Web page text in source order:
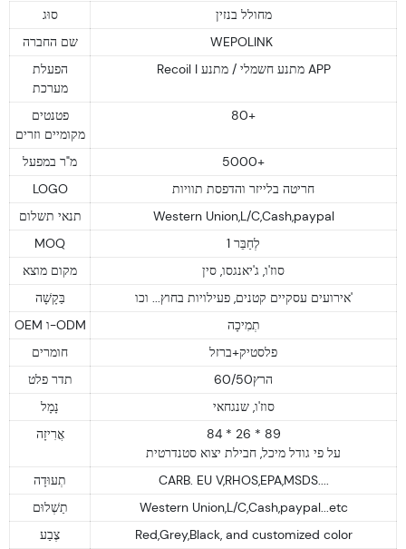
סוּג
מחולל בנזין
שם החברה
WEPOLINK
הפעלת
מערכת
Recoil I מתנע חשמלי / מתנע APP
פטנטים
מקומיים וזרים
80+
מ"ר במפעל
5000+
LOGO
חריטה בלייזר והדפסת תוויות
תנאי תשלום
Western Union,L/C,Cash,paypal
MOQ
1 לְחַבֵּר
מקום מוצא
סוז'ו, ג'יאנגסו, סין
בַּקָשָׁה
אירועים עסקיים קטנים, פעילויות בחוץ... וכו'
OEM ו-ODM
תְמִיכָה
חומרים
פלסטיק+ברזל
תדר פלט
60/50הרץ
נָמָל
סוז'ו, שנגחאי
אֲרִיזָה
84 * 26 * 89
על פי גודל מיכל, חבילת יצוא סטנדרטית
תְעוּדָה
CARB. EU V,RHOS,EPA,MSDS....
תַשְׁלוּם
Western Union,L/C,Cash,paypal...etc
צֶבַע
Red,Grey,Black, and customized color